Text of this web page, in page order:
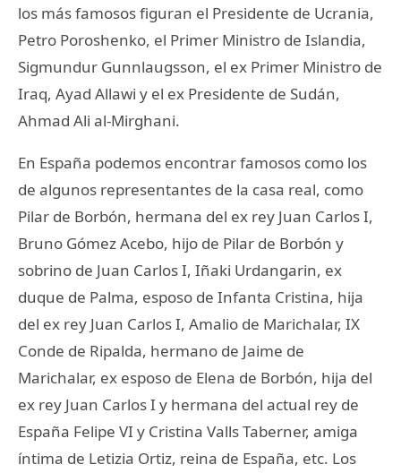
los más famosos figuran el Presidente de Ucrania,
Petro Poroshenko, el Primer Ministro de Islandia,
Sigmundur Gunnlaugsson, el ex Primer Ministro de
Iraq, Ayad Allawi y el ex Presidente de Sudán,
Ahmad Ali al-Mirghani.
En España podemos encontrar famosos como los
de algunos representantes de la casa real, como
Pilar de Borbón, hermana del ex rey Juan Carlos I,
Bruno Gómez Acebo, hijo de Pilar de Borbón y
sobrino de Juan Carlos I, Iñaki Urdangarin, ex
duque de Palma, esposo de Infanta Cristina, hija
del ex rey Juan Carlos I, Amalio de Marichalar, IX
Conde de Ripalda, hermano de Jaime de
Marichalar, ex esposo de Elena de Borbón, hija del
ex rey Juan Carlos I y hermana del actual rey de
España Felipe VI y Cristina Valls Taberner, amiga
íntima de Letizia Ortiz, reina de España, etc. Los